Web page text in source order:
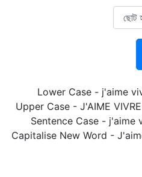
Lower Case - j'aime
Upper Case - J'AIME
Sentence Case - j'aime
Capitalise New Word -